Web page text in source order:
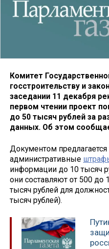
Комитет
госстроительству и
заседании 11 декабря
первом чтении проект
до 50 тысяч рублей за
данных. Об этом
Документом предлагается
административные
информации до 10 тысяч
они составляют от 500 до
тысяч рублей для
тысяч рублей).